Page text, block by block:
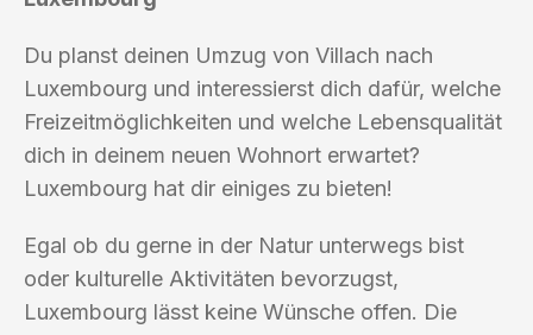
Du planst deinen Umzug von Villach nach
Luxembourg und interessierst dich dafür, welche
Freizeitmöglichkeiten und welche Lebensqualität
dich in deinem neuen Wohnort erwartet?
Luxembourg hat dir einiges zu bieten!
Egal ob du gerne in der Natur unterwegs bist
oder kulturelle Aktivitäten bevorzugst,
Luxembourg lässt keine Wünsche offen. Die